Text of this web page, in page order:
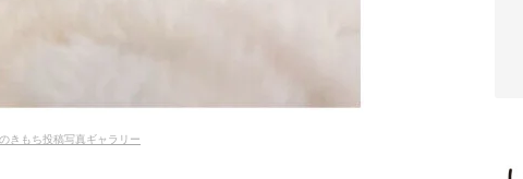
きもち投稿写真ギャラリー